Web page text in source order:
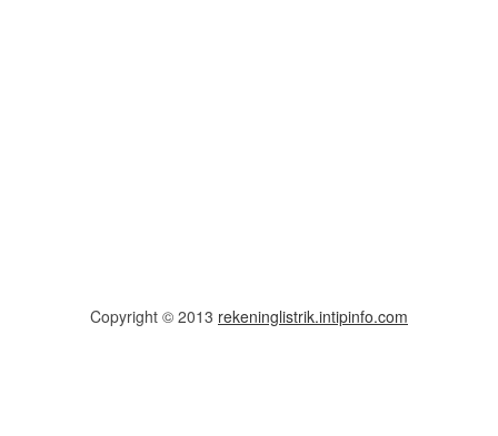
Copyright © 2013 rekeninglistrik.intipinfo.com